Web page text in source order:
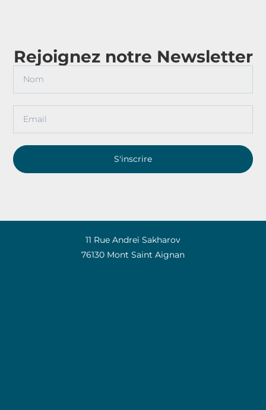
Rejoignez notre Newsletter
S'inscrire
11 Rue Andreï Sakharov
76130 Mont Saint Aignan